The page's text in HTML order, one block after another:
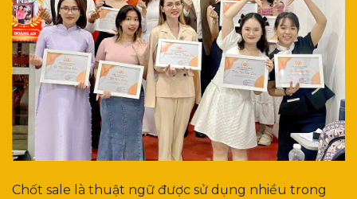
Chốt sale là thuật ngữ được sử dụng nhiều trong